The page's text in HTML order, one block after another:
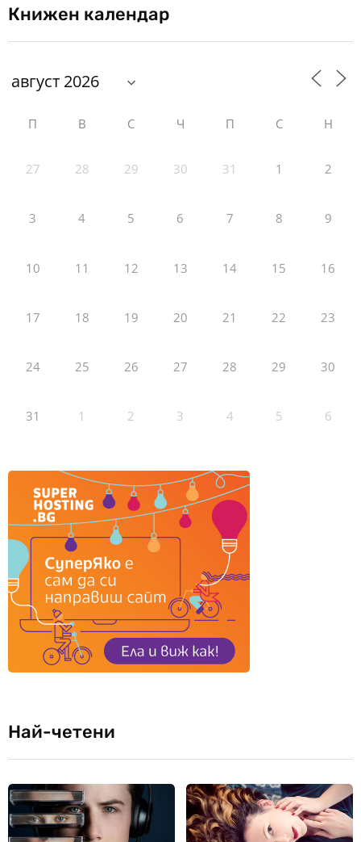
Книжен календар
П В С Ч П С Н
27 28 29 30 31 1 2
3 4 5 6 7 8 9
10 11 12 13 14 15 16
17 18 19 20 21 22 23
24 25 26 27 28 29 30
31 1 2 3 4 5 6
Най-четени